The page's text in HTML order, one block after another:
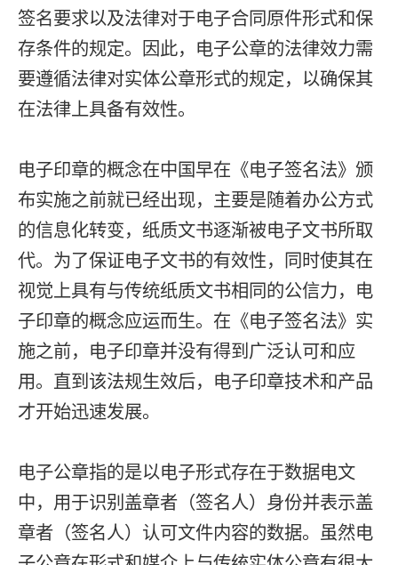
签名要求以及法律对于电子合同原件形式和保
存条件的规定。因此，电子公章的法律效力需
要遵循法律对实体公章形式的规定，以确保其
在法律上具备有效性。
电子印章的概念在中国早在《电子签名法》颁
布实施之前就已经出现，主要是随着办公方式
的信息化转变，纸质文书逐渐被电子文书所取
代。为了保证电子文书的有效性，同时使其在
视觉上具有与传统纸质文书相同的公信力，电
子印章的概念应运而生。在《电子签名法》实
施之前，电子印章并没有得到广泛认可和应
用。直到该法规生效后，电子印章技术和产品
才开始迅速发展。
电子公章指的是以电子形式存在于数据电文
中，用于识别盖章者（签名人）身份并表示盖
章者（签名人）认可文件内容的数据。虽然电